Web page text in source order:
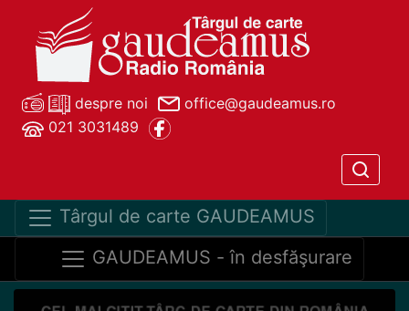
despre noi
office@gaudeamus.ro
021 3031489
Târgul de carte GAUDEAMUS
GAUDEAMUS - în desfăşurare